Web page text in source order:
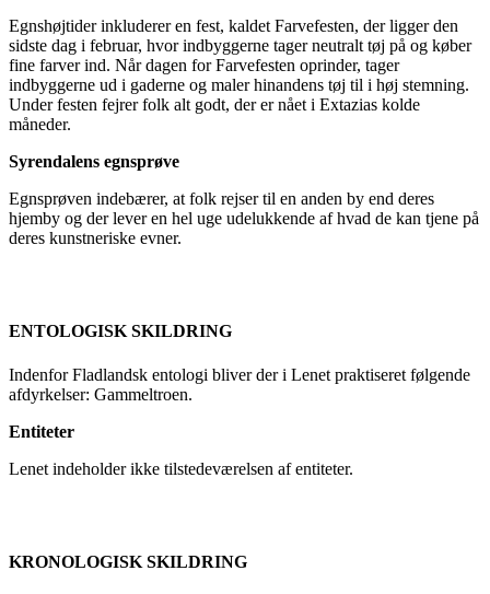
Egnshøjtider inkluderer en fest, kaldet Farvefesten, der ligger den
sidste dag i februar, hvor indbyggerne tager neutralt tøj på og køber
fine farver ind. Når dagen for Farvefesten oprinder, tager
indbyggerne ud i gaderne og maler hinandens tøj til i høj stemning.
Under festen fejrer folk alt godt, der er nået i Extazias kolde
måneder.
Syrendalens egnsprøve
Egnsprøven indebærer, at folk rejser til en anden by end deres
hjemby og der lever en hel uge udelukkende af hvad de kan tjene på
deres kunstneriske evner.
ENTOLOGISK SKILDRING
Indenfor Fladlandsk entologi bliver der i Lenet praktiseret følgende
afdyrkelser: Gammeltroen.
Entiteter
Lenet indeholder ikke tilstedeværelsen af entiteter.
KRONOLOGISK SKILDRING